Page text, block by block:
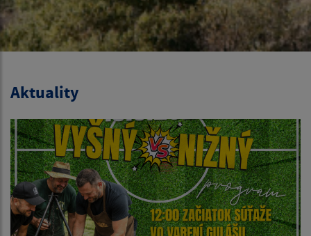
Aktuality